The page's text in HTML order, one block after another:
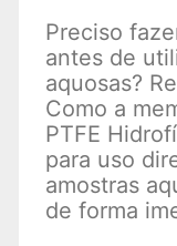
Preciso
antes de
aquosas?
Como a
PTFE
para uso
amostras
de forma